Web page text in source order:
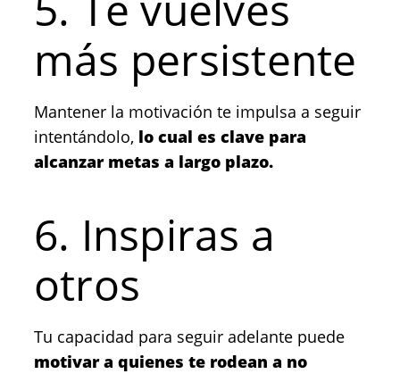
más persistente
Mantener la motivación te impulsa a seguir
intentándolo, lo cual es clave para
alcanzar metas a largo plazo.
6. Inspiras a
otros
Tu capacidad para seguir adelante puede
motivar a quienes te rodean a no